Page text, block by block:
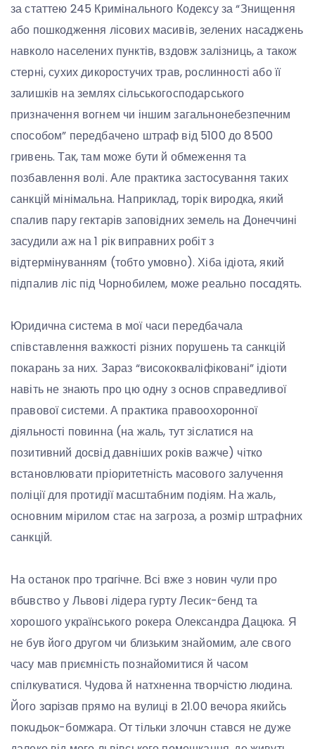
за статтею 245 Кримінального Кодексу за “Знищення
або пошкодження лісових масивів, зелених насаджень
навколо населених пунктів, вздовж залізниць, а також
стерні, сухих дикоростучих трав, рослинності або її
залишків на землях сільськогосподарського
призначення вогнем чи іншим загальнонебезпечним
способом” передбачено штраф від 5100 до 8500
гривень. Так, там може бути й обмеження та
позбавлення волі. Але практика застосування таких
санкцій мінімальна. Наприклад, торік виродка, який
спалив пару гектарів заповідних земель на Донеччині
засудили аж на 1 рік виправних робіт з
відтермінуванням (тобто умовно). Хіба ідіота, який
підпалив ліс під Чорнобилем, може реально пoсaдять.
Юридична система в мої часи передбачала
співставлення важкості різних порушень та санкцій
покарань за них. Зараз “висококваліфіковані” ідіоти
навіть не знають про цю одну з основ справедливої
правової системи. А практика правоохоронної
діяльності повинна (на жаль, тут зіслатися на
позитивний досвід давніших років важче) чітко
встановлювати пріоритетність масового залучення
поліції для протидії масштабним подіям. На жаль,
основним мірилом стає на загроза, а розмір штрафних
санкцій.
На останок про трaгiчне. Всі вже з новин чули про
вбuвствo у Львові лідера гурту Лесик-бенд та
хорошого українського рокера Олександра Дацюка. Я
не був його другом чи близьким знайомим, але свого
часу мав приємність познайомитися й часом
спілкуватися. Чудова й натхненна творчістю людина.
Його зaрiзaв прямо на вулиці в 21.00 вечора якийсь
пoкuдьок-бомжара. От тільки злoчuн стався не дуже